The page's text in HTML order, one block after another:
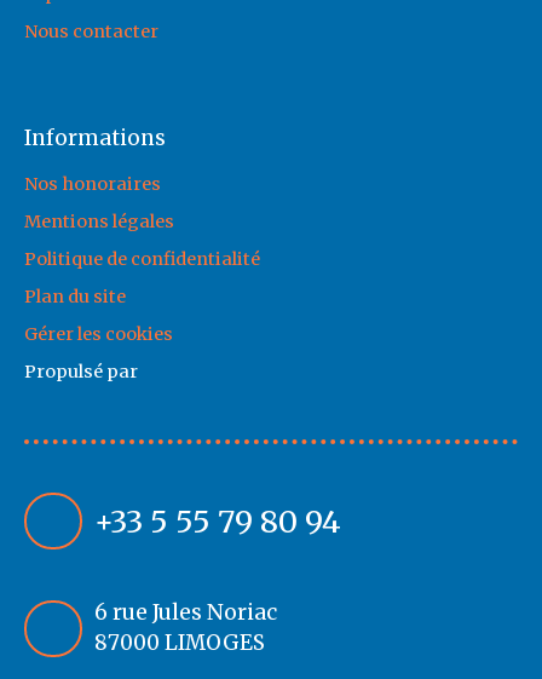
Nous contacter
Informations
Nos honoraires
Mentions légales
Politique de confidentialité
Plan du site
Gérer les cookies
Propulsé par
+33 5 55 79 80 94
6 rue Jules Noriac
87000 LIMOGES